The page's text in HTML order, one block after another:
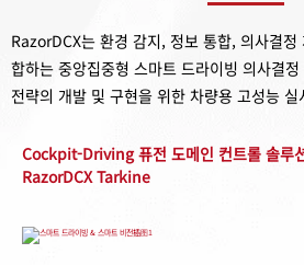
RazorDCX는 환경 감지, 정보 통합, 의사결
합하는 중앙집중형 스마트 드라이빙 의사결
전략의 개발 및 구현을 위한 차량용 고성능
Cockpit-Driving 퓨전 도메인 컨트롤 솔루
RazorDCX Tarkine